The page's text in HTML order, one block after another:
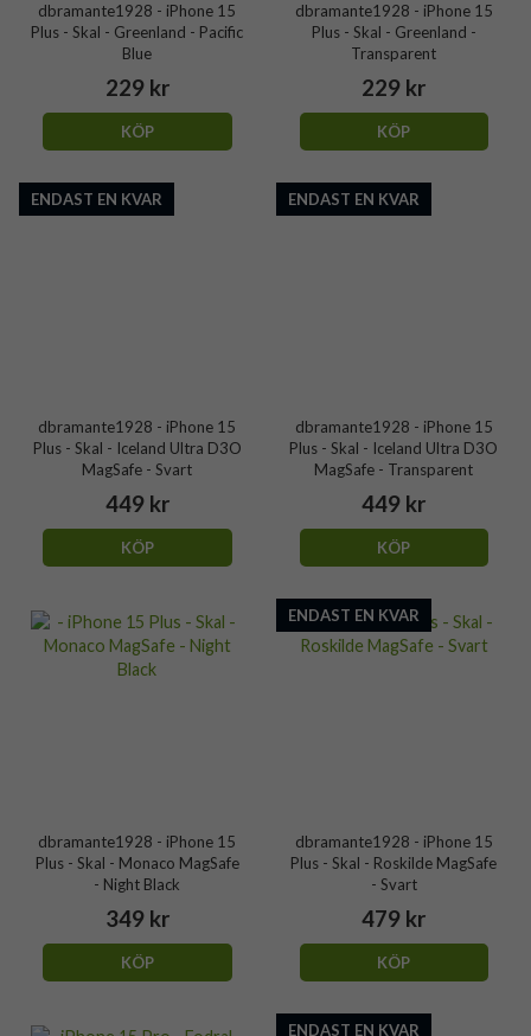
dbramante1928 - iPhone 15
Plus - Skal - Greenland - Pacific
Blue
229 kr
KÖP
dbramante1928 - iPhone 15
Plus - Skal - Greenland -
Transparent
229 kr
KÖP
ENDAST EN KVAR
dbramante1928 - iPhone 15
Plus - Skal - Iceland Ultra D3O
MagSafe - Svart
449 kr
KÖP
ENDAST EN KVAR
dbramante1928 - iPhone 15
Plus - Skal - Iceland Ultra D3O
MagSafe - Transparent
449 kr
KÖP
dbramante1928 - iPhone 15
Plus - Skal - Monaco MagSafe
- Night Black
349 kr
KÖP
ENDAST EN KVAR
dbramante1928 - iPhone 15
Plus - Skal - Roskilde MagSafe
- Svart
479 kr
KÖP
ENDAST EN KVAR